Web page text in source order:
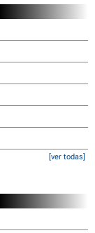
[ver todas]